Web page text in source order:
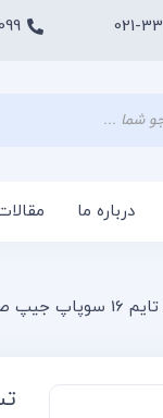
021-
درباره ما
جیپ صحرا